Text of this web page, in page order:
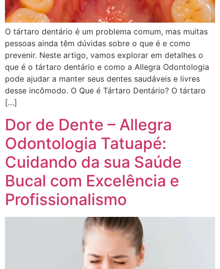
O tártaro dentário é um problema comum, mas muitas
pessoas ainda têm dúvidas sobre o que é e como
prevenir. Neste artigo, vamos explorar em detalhes o
que é o tártaro dentário e como a Allegra Odontologia
pode ajudar a manter seus dentes saudáveis e livres
desse incômodo. O Que é Tártaro Dentário? O tártaro
[…]
Dor de Dente – Allegra
Odontologia Tatuapé:
Cuidando da sua Saúde
Bucal com Excelência e
Profissionalismo